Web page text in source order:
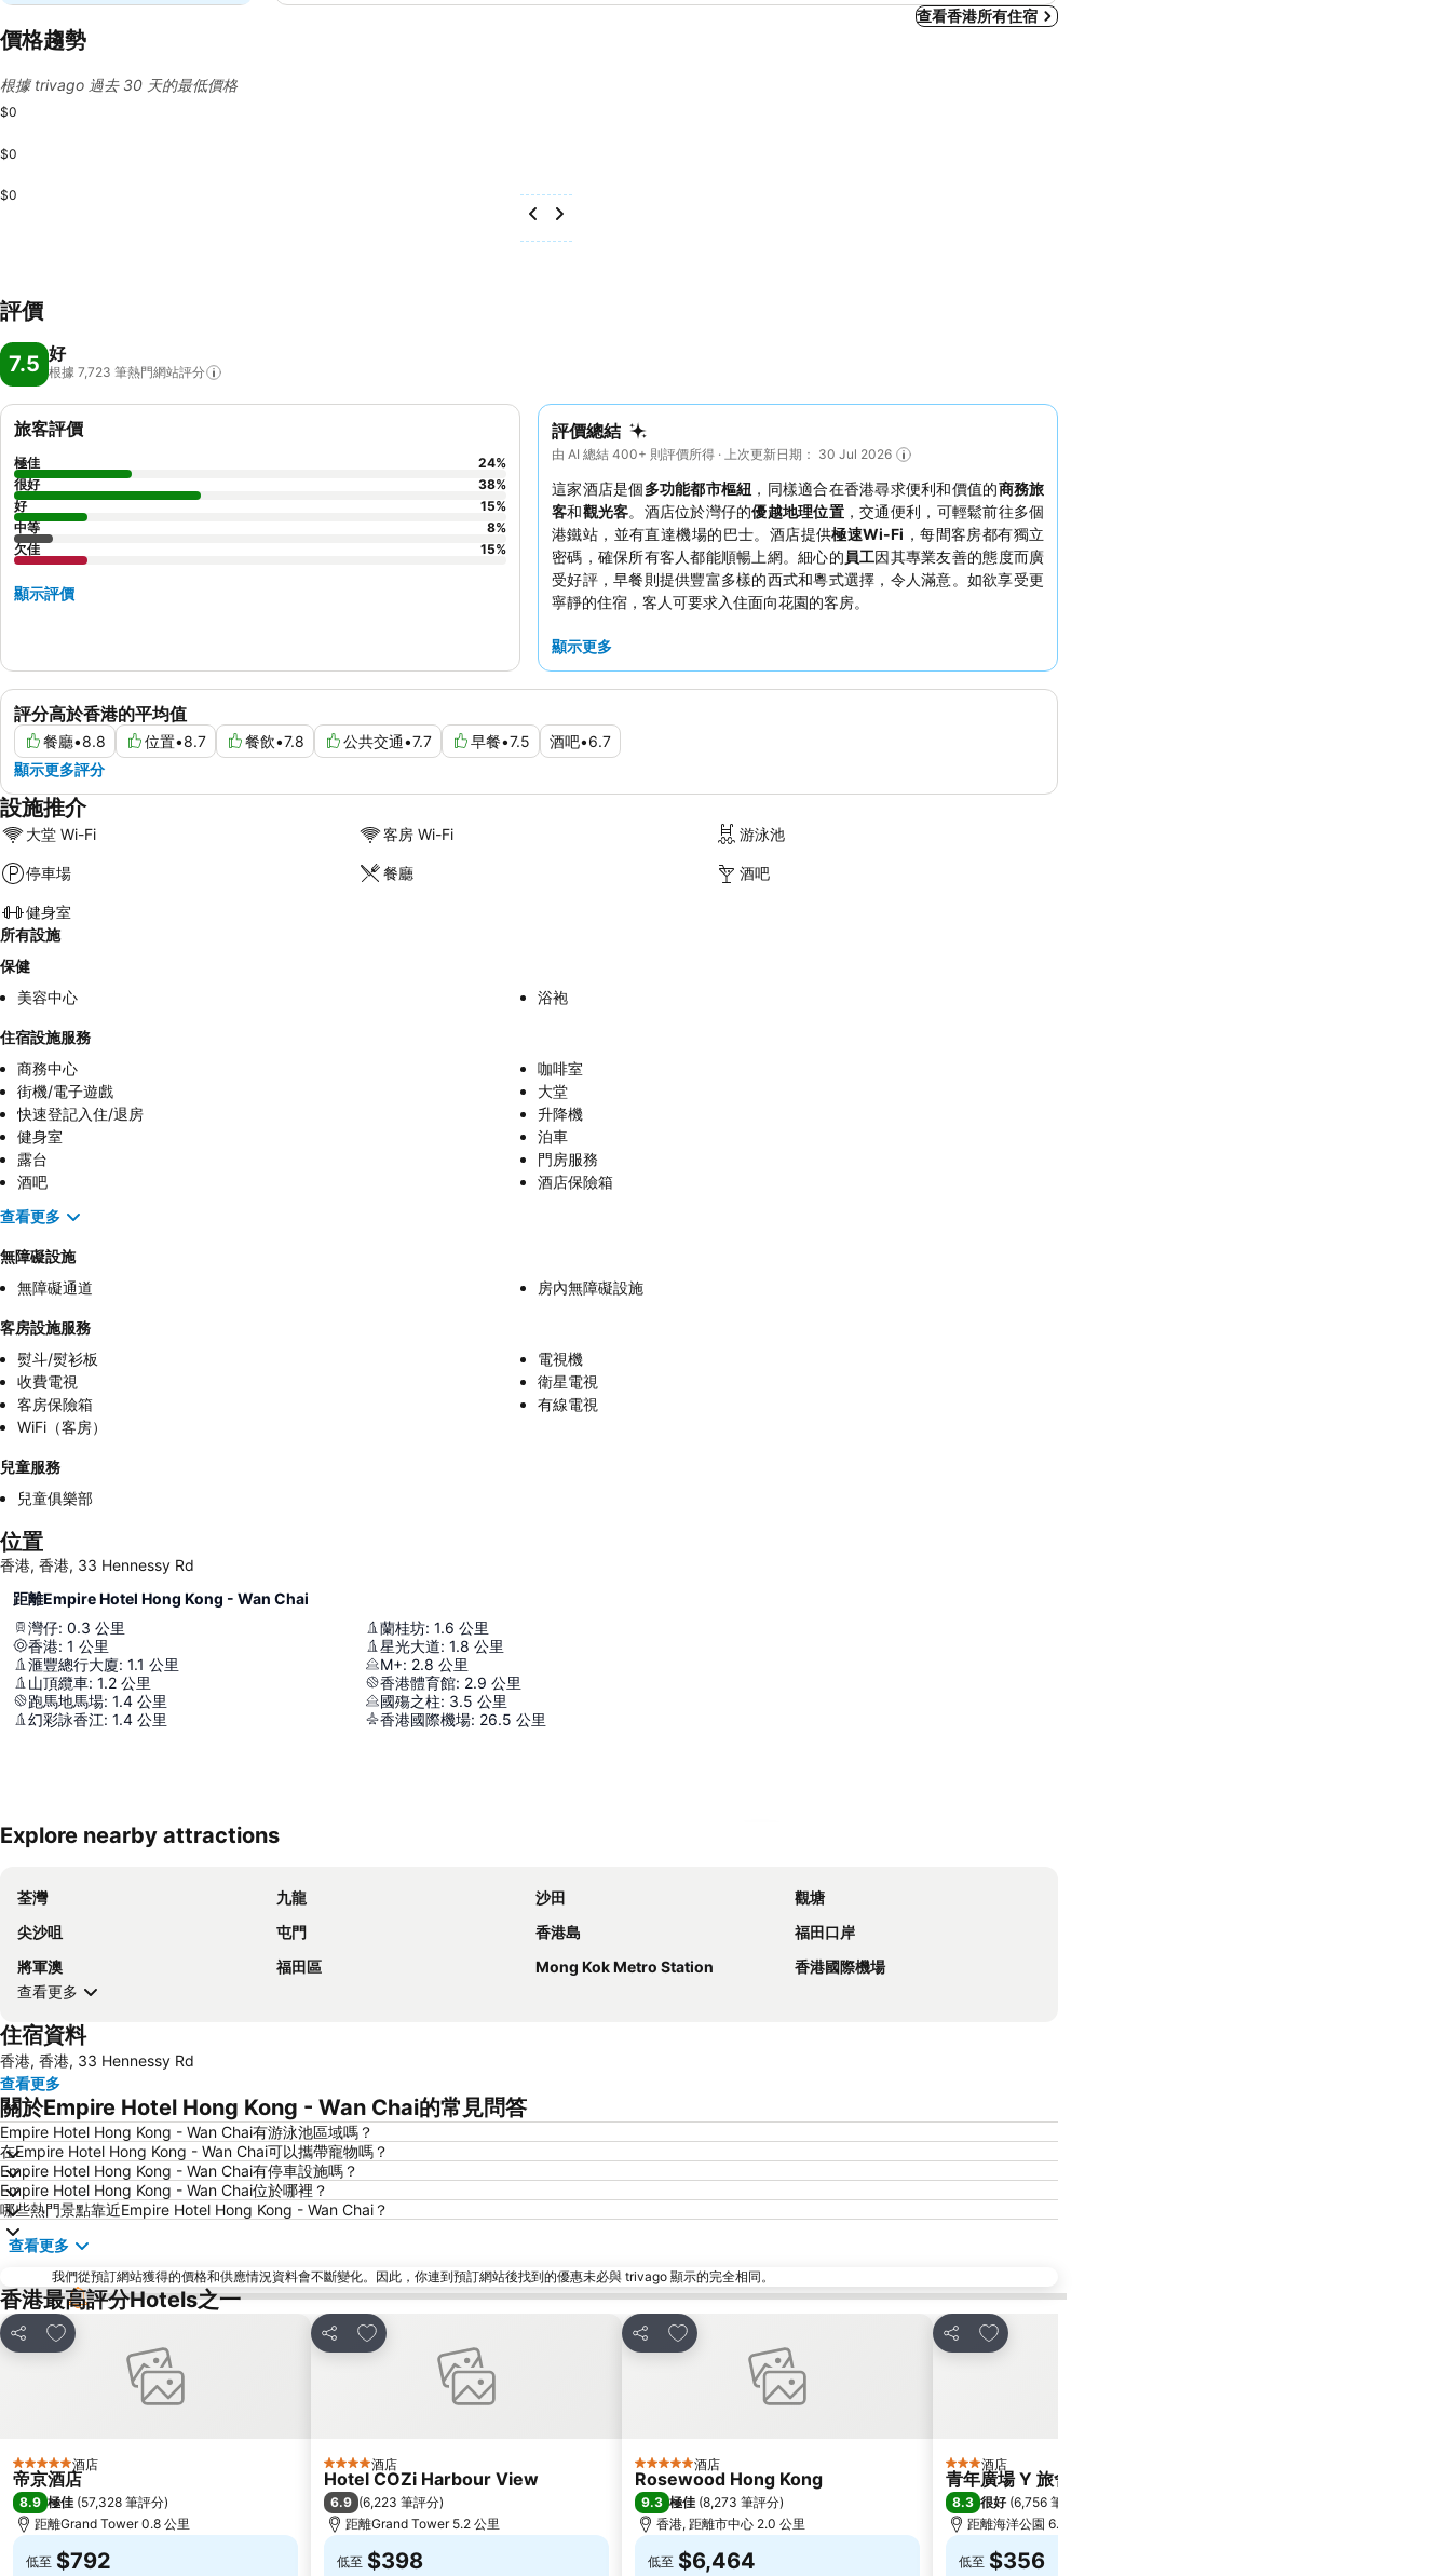
查看香港所有住宿
價格趨勢
根據 trivago 過去 30 天的最低價格
$0
$0
$0
評價
7.5 好
根據 7,723 筆熱門網站評分
評價總結
由 AI 總結 400+ 則評價所得 · 上次更新日期： 30 Jul 2026
這家酒店是個多功能都市樞紐 ，同樣適合在香港尋求便利和價值的商務旅
客和觀光客。酒店位於灣仔的優越地理位置，交通便利，可輕鬆前往多個
港鐵站，並有直達機場的巴士。酒店提供極速Wi-Fi ，每間客房都有獨立
密碼，確保所有客人都能順暢上網。細心的員工因其專業友善的態度而廣
受好評，早餐則提供豐富多樣的西式和粵式選擇，令人滿意。如欲享受更
寧靜的住宿，客人可要求入住面向花園的客房。
顯示更多
評分高於香港的平均值
餐廳•8.8 位置•8.7 餐飲•7.8 公共交通•7.7 早餐•7.5 酒吧•6.7
顯示更多評分
旅客評價
極佳 24%
很好
38%
好
15%
中等
8%
欠佳
15%
顯示評價
設施推介
大堂 Wi-Fi 客房 Wi-Fi 游泳池
停車場 餐廳 酒吧
健身室
所有設施
保健
美容中心
浴袍
住宿設施服務
商務中心
咖啡室
街機/電子遊戲
大堂
快速登記入住/退房
升降機
健身室
泊車
露台
門房服務
酒吧
酒店保險箱
查看更多
無障礙設施
無障礙通道
房內無障礙設施
客房設施服務
熨斗/熨衫板
電視機
收費電視
衛星電視
客房保險箱
有線電視
WiFi（客房）
兒童服務
兒童俱樂部
位置
香港, 香港, 33 Hennessy Rd
距離Empire Hotel Hong Kong - Wan Chai
灣仔: 0.3 公里
香港: 1 公里
滙豐總行大廈: 1.1 公里
山頂纜車: 1.2 公里
跑馬地馬場: 1.4 公里
幻彩詠香江: 1.4 公里
蘭桂坊: 1.6 公里
星光大道: 1.8 公里
M+: 2.8 公里
香港體育館: 2.9 公里
國殤之柱: 3.5 公里
香港國際機場: 26.5 公里
Explore nearby attractions
荃灣 九龍 沙田
觀塘
尖沙咀
屯門 香港島
福田口岸
將軍澳
福田區 Mong Kok Metro Station
香港國際機場
查看更多
住宿資料
香港, 香港, 33 Hennessy Rd
查看更多
關於Empire Hotel Hong Kong - Wan Chai的常見問答
Empire Hotel Hong Kong - Wan Chai有游泳池區域嗎？
在Empire Hotel Hong Kong - Wan Chai可以攜帶寵物嗎？
Empire Hotel Hong Kong - Wan Chai有停車設施嗎？
Empire Hotel Hong Kong - Wan Chai位於哪裡？
哪些熱門景點靠近Empire Hotel Hong Kong - Wan Chai？
查看更多
我們從預訂網站獲得的價格和供應情況資料會不斷變化。因此，你連到預訂網站後找到的優惠未必與 trivago 顯示的完全相同。
香港最高評分Hotels之一
分享
放到收藏夾
5 星級 酒店
帝京酒店
8.9 極佳 (57,328 筆評分)
距離Grand Tower 0.8 公里
低至 $792
分享
放到收藏夾
4 星級 酒店
Hotel COZi Harbour View
6.9 (6,223 筆評分)
距離Grand Tower 5.2 公里
低至 $398
分享
放到收藏夾
5 星級 酒店
Rosewood Hong Kong
9.3 極佳 (8,273 筆評分)
香港, 距離市中心 2.0 公里
低至 $6,464
分享
放到收藏夾
3 星級酒店
青年廣場 Y 旅舍
8.3 很好 (6,756 筆評分
距離海洋公園 6.6 公里
低至 $356